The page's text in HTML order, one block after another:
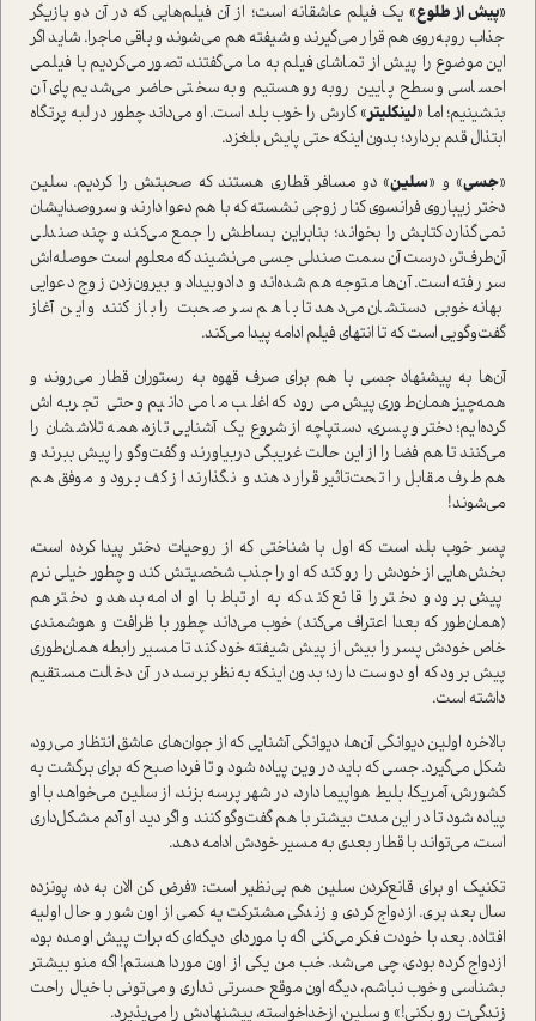
«پیش از طلوع» یک فیلم عاشقانه است؛ از آن فیلم‌هایی که در آن دو بازیگر
جذاب روبه‌روی هم قرار می‌گیرند و شیفته هم می‌شوند و باقی ماجرا. شاید اگر
این موضوع را پیش از تماشای فیلم به ما می‌گفتند، تصور می‌کردیم با فیلمی
احساسی و سطح پایین روبه‌رو هستیم و به‌سختی حاضر می‌شدیم پای آن
بنشینیم؛ اما «لینکلیتر» کارش را خوب بلد است. او می‌داند چطور در لبه پرتگاه
ابتذال قدم بردارد؛ بدون اینکه حتی پایش بلغزد.
«جسی» و «سلین» دو مسافر قطاری هستند که صحبتش را کردیم. سلین
دختر زیباروی فرانسوی کنار زوجی نشسته که با هم دعوا دارند و سروصدایشان
نمی‌گذارد کتابش را بخواند؛ بنابراین بساطش را جمع می‌کند و چند صندلی
آن‌طرف‌تر، درست آن سمت صندلی جسی می‌نشیند که معلوم است حوصله‌اش
سر رفته است. آن‌ها متوجه هم شده‌اند و دادوبیداد و بیرون‌زدن زوج دعوایی
بهانه خوبی دستشان می‌دهد تا با هم سر صحبت را باز کنند و این آغاز
گفت‌وگویی است که تا انتهای فیلم ادامه پیدا می‌کند.
آن‌ها به پیشنهاد جسی با هم برای صرف قهوه به رستوران قطار می‌روند و
همه‌چیز همان‌طوری پیش می‌رود که اغلب ما می‌دانیم و حتی تجربه‌اش
کرده‌ایم؛ دختر و پسری، دستپاچه از شروع یک آشنایی تازه، همه تلاششان را
می‌کنند تا هم فضا را از این حالت غریبگی دربیاورند و گفت‌وگو را پیش ببرند و
هم طرف مقابل را تحت‌تاثیر قرار دهند و نگذارند از کف برود و موفق هم
می‌شوند!
پسر خوب بلد است که اول با شناختی که از روحیات دختر پیدا کرده است،
بخش‌هایی از خودش را رو کند که او را جذب شخصیتش کند و چطور خیلی نرم
پیش برود و دختر را قانع کند که به ارتباط با او ادامه بدهد و دختر هم
(همان‌طور که بعدا اعتراف می‌کند) خوب می‌داند چطور با ظرافت و هوشمندی
خاص خودش پسر را بیش از پیش شیفته خود کند تا مسیر رابطه همان‌طوری
پیش برود که او دوست دارد؛ بدون اینکه به‌نظر برسد در آن دخالت مستقیم
داشته است.
بالاخره اولین دیوانگی آن‌ها، دیوانگی آشنایی که از جوان‌های عاشق انتظار می‌رود،
شکل می‌گیرد. جسی که باید در وین پیاده شود و تا فردا صبح که برای برگشت به
کشورش، آمریکا، بلیط هواپیما دارد، در شهر پرسه بزند، از سلین می‌خواهد با او
پیاده شود تا در این مدت بیشتر با هم گفت‌وگو کنند و اگر دید او آدم مشکل‌داری
است، می‌تواند با قطار بعدی به مسیر خودش ادامه دهد.
تکنیک او برای قانع‌کردن سلین هم بی‌نظیر است: «فرض کن الان به ده، پونزده
سال بعد بری. ازدواج کردی و زندگی مشترکت یه کمی از اون شور و حال اولیه
افتاده. بعد با خودت فکر می‌کنی اگه با موردای دیگه‌ای که برات پیش اومده بود،
ازدواج کرده بودی، چی می‌شد. خب من یکی از اون موردا هستم! اگه منو بیشتر
بشناسی و خوب نباشم، دیگه اون موقع حسرتی نداری و می‌تونی با خیال راحت
زندگی‌ت رو بکنی!» و سلین، از‌خدا‌خواسته، پیشنهادش را می‌پذیرد.